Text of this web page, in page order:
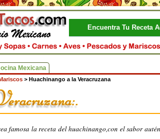
Encuentra Tu Receta
Mexicana
> Huachinango a la Veracruzana
famosa la receta del huachinango,con el sabor